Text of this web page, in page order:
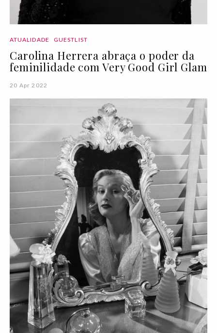
ATUALIDADE GUESTLIST
Carolina Herrera abraça o poder da
feminilidade com Very Good Girl Glam
20 Apr 2022